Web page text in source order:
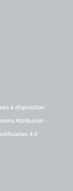
à disposition
Attribution -
4.0